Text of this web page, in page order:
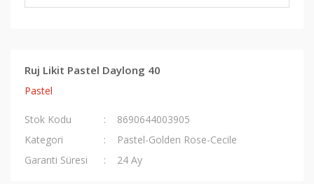
Ruj Likit Pastel Daylong 40
Pastel
Stok Kodu
8690644003905
Kategori
Pastel-Golden Rose-Cecile
Garanti Süresi
24 Ay